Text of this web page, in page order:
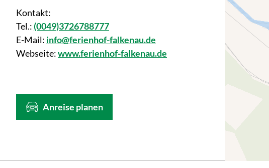
Kontakt:
Tel.: (0049)3726788777
E-Mail: info@ferienhof-falkenau.de
Webseite:www.ferienhof-falkenau.de
Anreise planen